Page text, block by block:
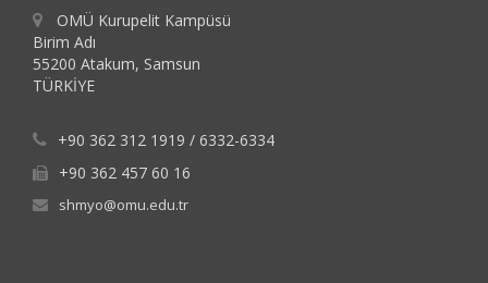
OMÜ Kurupelit Kampüsü
Birim Adı
55200 Atakum, Samsun
TÜRKİYE
+90 362 312 1919 / 6332-6334
+90 362 457 60 16
shmyo@omu.edu.tr